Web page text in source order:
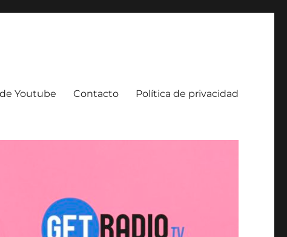
Youtube Contacto Política de privacidad